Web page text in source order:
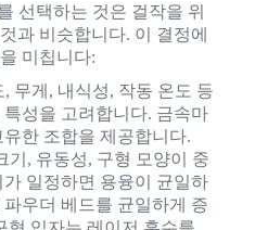
선택하는 것은 걸작을 위
과 비슷합니다. 이 결정에
미칩니다:
, 무게, 내식성, 작동 온도 등
성을 고려합니다. 금속마
한 조합을 제공합니다.
기, 유동성, 구형 모양이 중
일정하면 용융이 균일하
우더 베드를 균일하게 증